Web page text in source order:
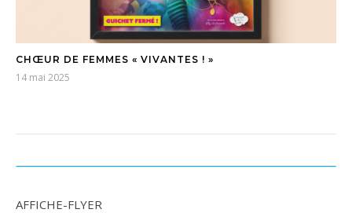
CHŒUR DE FEMMES « VIVANTES ! »
14 mai 2025
AFFICHE-FLYER